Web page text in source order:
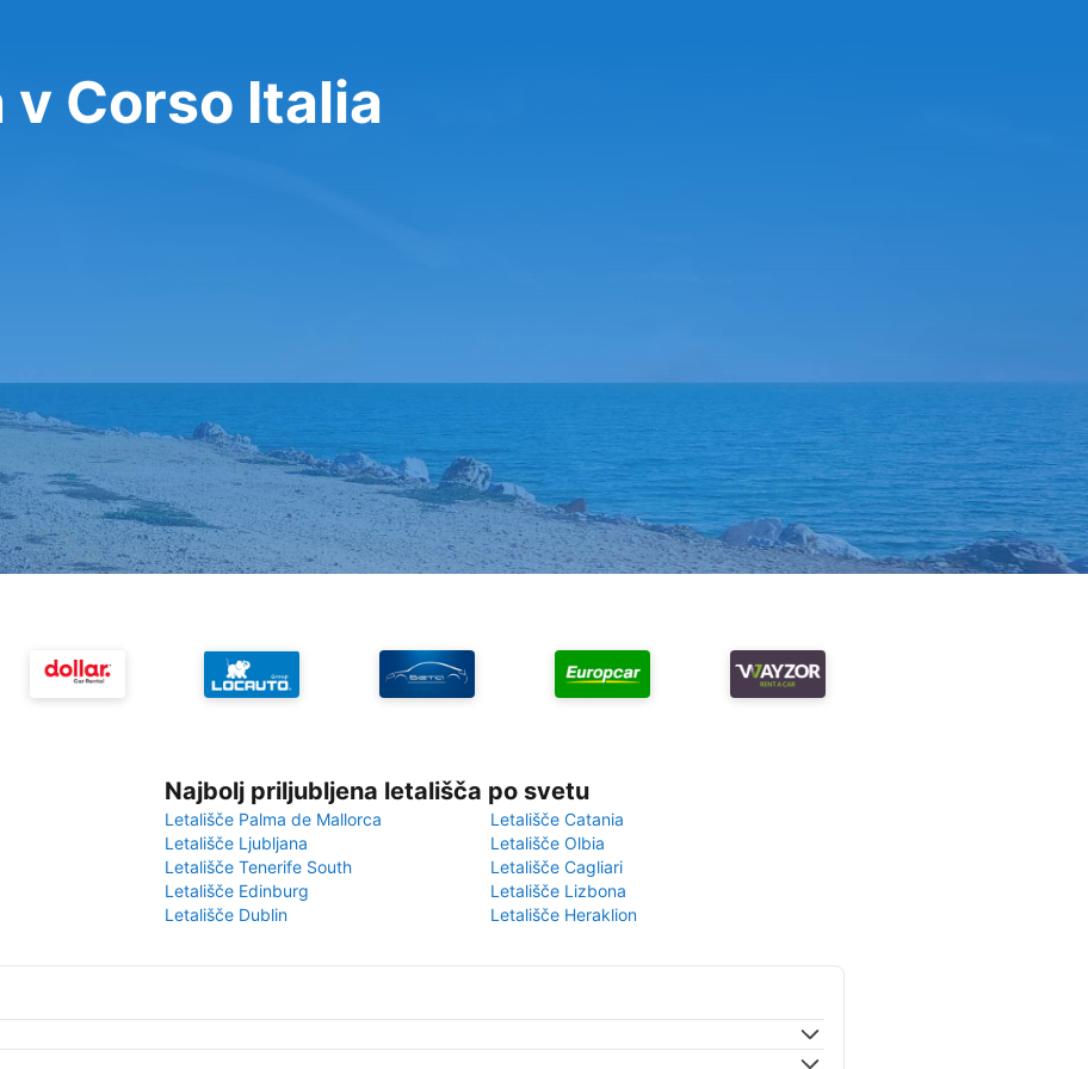
Corso Italia
Najbolj priljubljena letališča po svetu
Letališče Palma de Mallorca
Letališče Catania
Letališče Ljubljana
Letališče Olbia
Letališče Tenerife South
Letališče Cagliari
Letališče Edinburg
Letališče Lizbona
Letališče Dublin
Letališče Heraklion